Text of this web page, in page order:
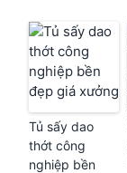
Tủ sấy dao
thớt công
nghiệp bền